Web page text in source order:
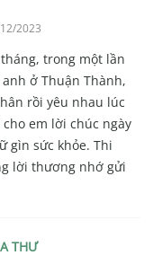
2023
tháng, trong một lần
ở Thuận Thành,
rồi yêu nhau lúc
em lời chúc ngày
gìn sức khỏe. Thi
lời thương nhớ gửi
THƯ